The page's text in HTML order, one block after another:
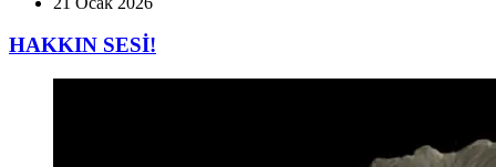
HAKKIN SESİ!